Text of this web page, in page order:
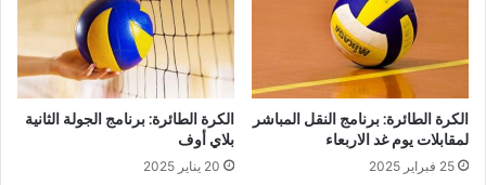
الكرة الطائرة: برنامج النقل المباشر
لمقابلات يوم غد الاربعاء
25 فبراير 2025
الكرة الطائرة: برنامج الجولة الثانية
بلاي أوف
20 يناير 2025